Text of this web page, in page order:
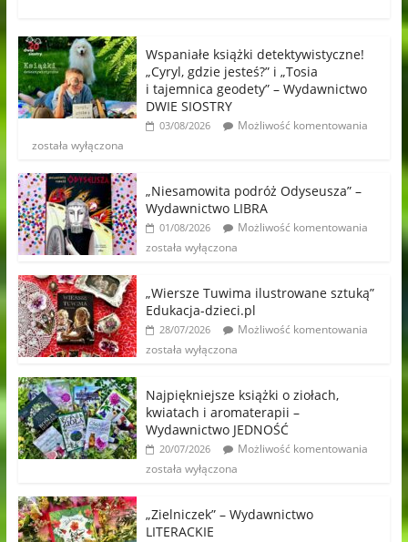
Wspaniałe książki detektywistyczne!
„Cyryl, gdzie jesteś?” i „Tosia
i tajemnica geodety” – Wydawnictwo
DWIE SIOSTRY
03/08/2026
Możliwość komentowania
została wyłączona
„Niesamowita podróż Odyseusza” –
Wydawnictwo LIBRA
01/08/2026
Możliwość komentowania
została wyłączona
„Wiersze Tuwima ilustrowane sztuką”
Edukacja-dzieci.pl
28/07/2026
Możliwość komentowania
została wyłączona
Najpiękniejsze książki o ziołach,
kwiatach i aromaterapii –
Wydawnictwo JEDNOŚĆ
20/07/2026
Możliwość komentowania
została wyłączona
„Zielniczek” – Wydawnictwo
LITERACKIE